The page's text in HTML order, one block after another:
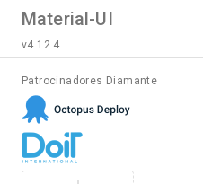
Material-UI
v4.12.4
Patrocinadores Diamante